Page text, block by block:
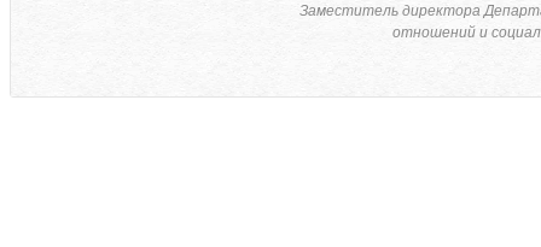
Заместитель директора
отношений и